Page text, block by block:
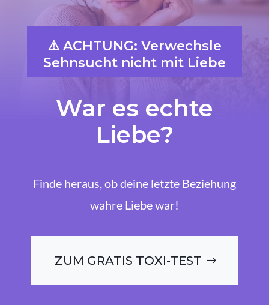
⚠️ ACHTUNG: Verwechsle
Sehnsucht nicht mit Liebe
War es echte
Liebe?
Finde heraus, ob deine letzte Beziehung
wahre Liebe war!
ZUM GRATIS TOXI-TEST